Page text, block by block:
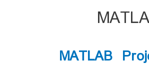
MATLAB